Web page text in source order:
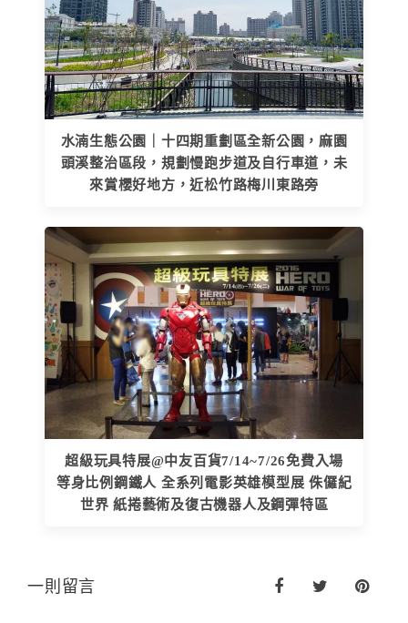
水湳生態公園｜十四期重劃區全新公園，麻園
頭溪整治區段，規劃慢跑步道及自行車道，未
來賞櫻好地方，近松竹路梅川東路旁
超級玩具特展@中友百貨7/14~7/26免費入場
等身比例鋼鐵人 全系列電影英雄模型展 侏儸紀
世界 紙捲藝術及復古機器人及鋼彈特區
一則留言